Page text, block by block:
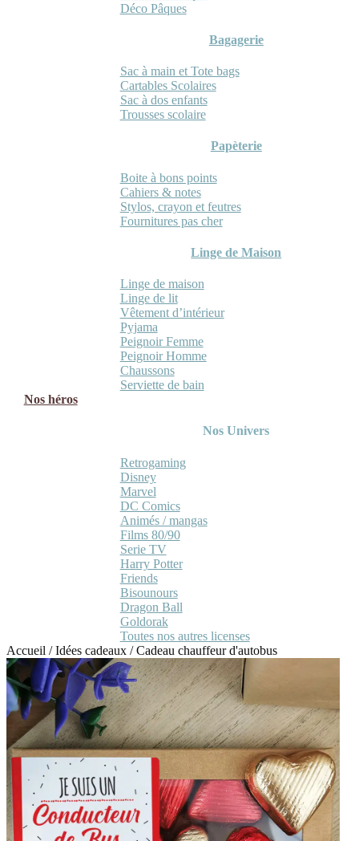
Déco Pâques
Bagagerie
Sac à main et Tote bags
Cartables Scolaires
Sac à dos enfants
Trousses scolaire
Papèterie
Boite à bons points
Cahiers & notes
Stylos, crayon et feutres
Fournitures pas cher
Linge de Maison
Linge de maison
Linge de lit
Vêtement d’intérieur
Pyjama
Peignoir Femme
Peignoir Homme
Chaussons
Serviette de bain
Nos héros
Nos Univers
Retrogaming
Disney
Marvel
DC Comics
Animés / mangas
Films 80/90
Serie TV
Harry Potter
Friends
Bisounours
Dragon Ball
Goldorak
Toutes nos autres licenses
Accueil /Idées cadeaux /Cadeau chauffeur d'autobus